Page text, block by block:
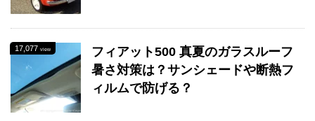
17,077 view
フィアット500 真夏のガラスルーフ
暑さ対策は？サンシェードや断熱フ
ィルムで防げる？